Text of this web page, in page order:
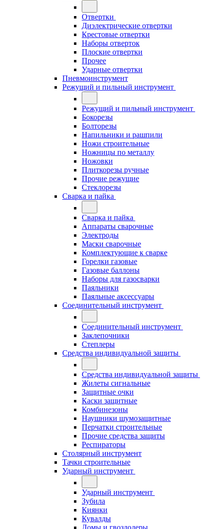
Отвертки
Диэлектрические отвертки
Крестовые отвертки
Наборы отверток
Плоские отвертки
Прочее
Ударные отвертки
Пневмоинструмент
Режущий и пильный инструмент
Режущий и пильный инструмент
Бокорезы
Болторезы
Напильники и рашпили
Ножи строительные
Ножницы по металлу
Ножовки
Плиткорезы ручные
Прочие режущие
Стеклорезы
Сварка и пайка
Сварка и пайка
Аппараты сварочные
Электроды
Маски сварочные
Комплектующие к сварке
Горелки газовые
Газовые баллоны
Наборы для газосварки
Паяльники
Паяльные аксессуары
Соединительный инструмент
Соединительный инструмент
Заклепочники
Степлеры
Средства индивидуальной защиты
Средства индивидуальной защиты
Жилеты сигнальные
Защитные очки
Каски защитные
Комбинезоны
Наушники шумозащитные
Перчатки строительные
Прочие средства защиты
Респираторы
Столярный инструмент
Тачки строительные
Ударный инструмент
Ударный инструмент
Зубила
Киянки
Кувалды
Ломы и гвоздодеры